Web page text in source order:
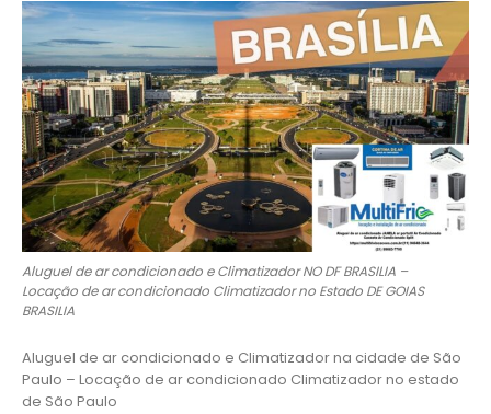
Aluguel de ar condicionado e Climatizador NO DF BRASILIA –
Locação de ar condicionado Climatizador no Estado DE GOIAS
BRASILIA
Aluguel de ar condicionado e Climatizador na cidade de São
Paulo – Locação de ar condicionado Climatizador no estado
de São Paulo